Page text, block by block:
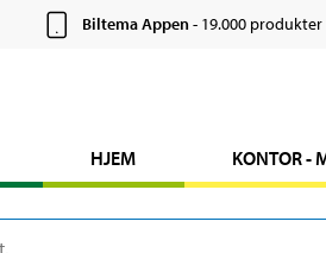
Biltema Appen- 19.000
HJEM KONTOR -